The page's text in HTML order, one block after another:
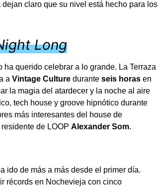
dejan claro que su nivel está hecho para los
Long
querido celebrar a lo grande. La Terraza
a Vintage Culture durante seis horas en
la magia del atardecer y la noche al aire
tech house y groove hipnótico durante
más interesantes del house de
de LOOP Alexander Som.
ido de más a más desde el primer día.
récords en Nochevieja con cinco